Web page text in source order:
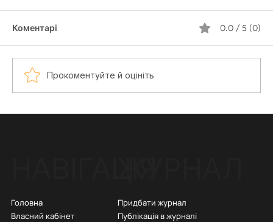
Коментарі 0.0 / 5 (0)
Прокоментуйте й оцініть
Головна
Власний кабінет
Придбати журнал
Публікація в журналі